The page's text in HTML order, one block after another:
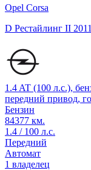
Opel Corsa
D Рестайлинг II
1.4 AT (100 л.с.),
передний привод,
Бензин
84377 км.
1.4 / 100 л.с.
Передний
Автомат
1 владелец